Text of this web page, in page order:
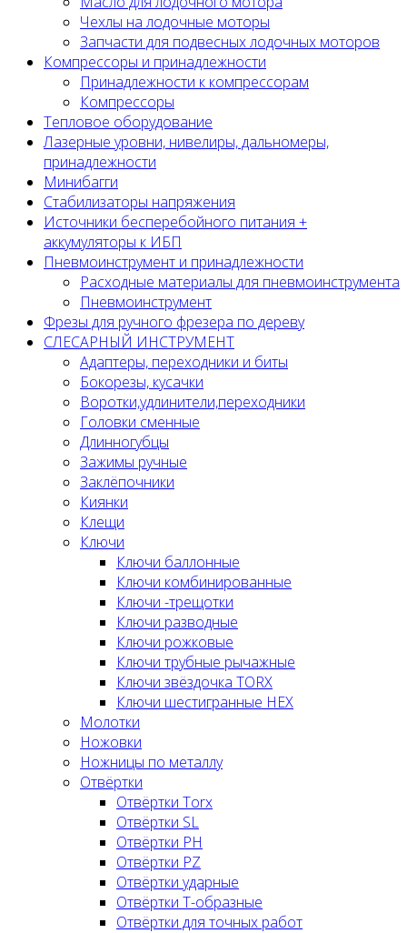
Чехлы на лодочные моторы
Запчасти для подвесных лодочных моторов
Компрессоры и принадлежности
Принадлежности к компрессорам
Компрессоры
Тепловое оборудование
Лазерные уровни, нивелиры, дальномеры,
принадлежности
Минибагги
Стабилизаторы напряжения
Источники бесперебойного питания +
аккумуляторы к ИБП
Пневмоинструмент и принадлежности
Расходные материалы для пневмоинструмента
Пневмоинструмент
Фрезы для ручного фрезера по дереву
СЛЕСАРНЫЙ ИНСТРУМЕНТ
Адаптеры, переходники и биты
Бокорезы, кусачки
Воротки,удлинители,переходники
Головки сменные
Длинногубцы
Зажимы ручные
Заклёпочники
Киянки
Клещи
Ключи
Ключи баллонные
Ключи комбинированные
Ключи -трещотки
Ключи разводные
Ключи рожковые
Ключи трубные рычажные
Ключи звёздочка TORX
Ключи шестигранные HEX
Молотки
Ножовки
Ножницы по металлу
Отвёртки
Отвёртки Torx
Отвёртки SL
Отвёртки PH
Отвёртки PZ
Отвёртки ударные
Отвёртки Т-образные
Отвёртки для точных работ